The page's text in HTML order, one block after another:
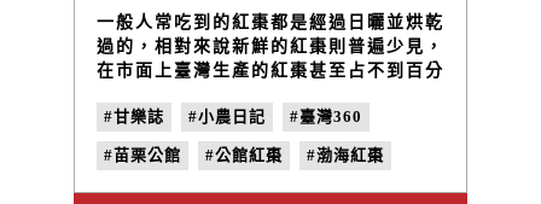
一般人常吃到的紅棗都是經過日曬並烘乾
過的，相對來說新鮮的紅棗則普遍少見，
在市面上臺灣生產的紅棗甚至占不到百分
獨特的種植特色呢？八月中下旬我們來到
苗栗縣公館鄉石墻村，採訪2009年與
2014年榮獲「紅棗王」殊榮的棗農。不
同世代與背景的他們，對於紅棗的處理方
#甘樂誌 #小農日記 #臺灣360
#苗栗公館 #公館紅棗 #渤海紅棗
#吳文欽 #草莓達人農場 #謝富羽